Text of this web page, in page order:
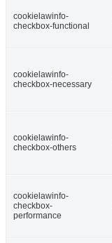
cookielawinfo-
checkbox-functional
cookielawinfo-
checkbox-necessary
cookielawinfo-
checkbox-others
cookielawinfo-
checkbox-
performance